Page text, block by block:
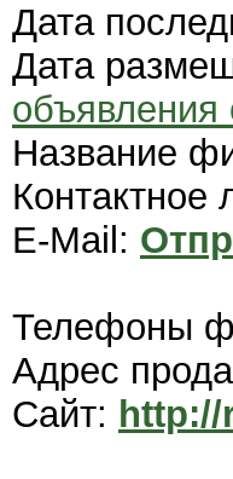
Дата
Дата
Название
Контактное
E-Mail:
Телефоны
Адрес
Сайт: